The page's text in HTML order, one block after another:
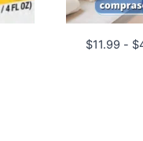
$11.99 - $